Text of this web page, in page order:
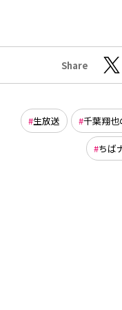
Share
生放送 千葉翔也
ちば